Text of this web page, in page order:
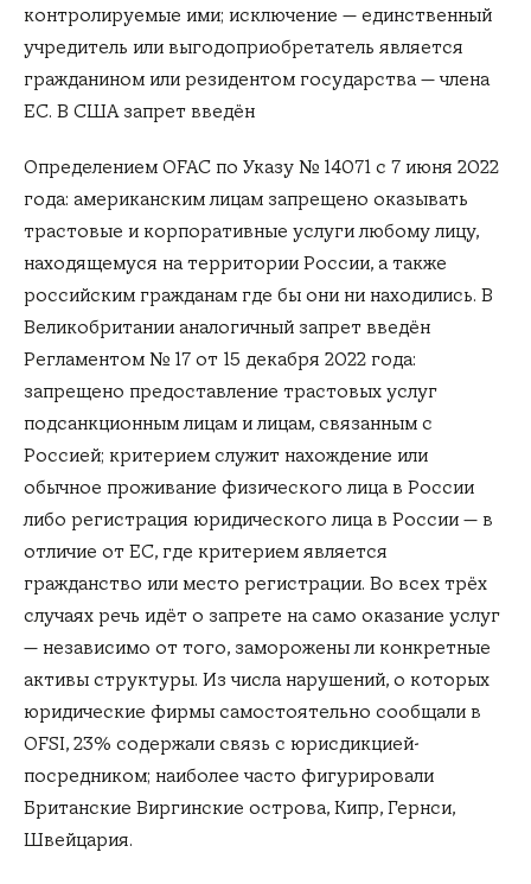
контролируемые ими; исключение — единственный
учредитель или выгодоприобретатель является
гражданином или резидентом государства — члена
ЕС. В США запрет введён
Определением OFAC по Указу № 14071 с 7 июня 2022
года: американским лицам запрещено оказывать
трастовые и корпоративные услуги любому лицу,
находящемуся на территории России, а также
российским гражданам где бы они ни находились. В
Великобритании аналогичный запрет введён
Регламентом № 17 от 15 декабря 2022 года:
запрещено предоставление трастовых услуг
подсанкционным лицам и лицам, связанным с
Россией; критерием служит нахождение или
обычное проживание физического лица в России
либо регистрация юридического лица в России — в
отличие от ЕС, где критерием является
гражданство или место регистрации. Во всех трёх
случаях речь идёт о запрете на само оказание услуг
— независимо от того, заморожены ли конкретные
активы структуры. Из числа нарушений, о которых
юридические фирмы самостоятельно сообщали в
OFSI, 23% содержали связь с юрисдикцией-
посредником; наиболее часто фигурировали
Британские Виргинские острова, Кипр, Гернси,
Швейцария.